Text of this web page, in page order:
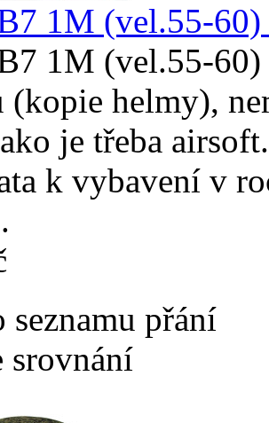
1M (vel.55-
1M (vel.55-
(kopie helmy),
je třeba
k vybavení v
seznamu přání
srovnání